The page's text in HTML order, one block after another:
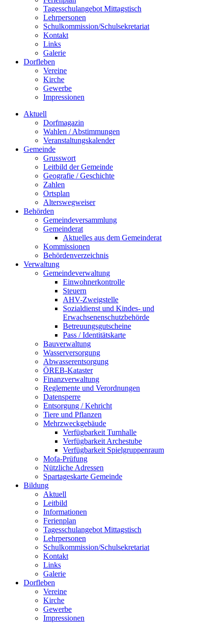
Tagesschulangebot Mittagstisch
Lehrpersonen
Schulkommission/Schulsekretariat
Kontakt
Links
Galerie
Dorfleben
Vereine
Kirche
Gewerbe
Impressionen
Aktuell
Dorfmagazin
Wahlen / Abstimmungen
Veranstaltungskalender
Gemeinde
Grusswort
Leitbild der Gemeinde
Geografie / Geschichte
Zahlen
Ortsplan
Alterswegweiser
Behörden
Gemeindeversammlung
Gemeinderat
Aktuelles aus dem Gemeinderat
Kommissionen
Behördenverzeichnis
Verwaltung
Gemeindeverwaltung
Einwohnerkontrolle
Steuern
AHV-Zweigstelle
Sozialdienst und Kindes- und
Erwachsenenschutzbehörde
Betreuungsgutscheine
Pass / Identitätskarte
Bauverwaltung
Wasserversorgung
Abwasserentsorgung
ÖREB-Kataster
Finanzverwaltung
Reglemente und Verordnungen
Datensperre
Entsorgung / Kehricht
Tiere und Pflanzen
Mehrzweckgebäude
Verfügbarkeit Turnhalle
Verfügbarkeit Archestube
Verfügbarkeit Spielgruppenraum
Mofa-Prüfung
Nützliche Adressen
Spartageskarte Gemeinde
Bildung
Aktuell
Leitbild
Informationen
Ferienplan
Tagesschulangebot Mittagstisch
Lehrpersonen
Schulkommission/Schulsekretariat
Kontakt
Links
Galerie
Dorfleben
Vereine
Kirche
Gewerbe
Impressionen